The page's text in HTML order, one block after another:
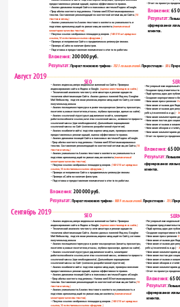
предоставленных рекомендаций, оценка эффективности правок.
− Анализ динамики позиций Сайта в поисковых системах Яндекс и Google.
- Проработка контента под регионы. Написание SEO-оптимизированных
текстов. Составление рекомендаций по контентной оптимизации Сайта. (15
текстов в месяц.)
− Анализ уникальности. Анализ текстового контента на уникальность и
подготовка рекомендаций по уникализации контента.(ежемесячный
мониторинг качества текстов).
− Покупка ссылок с избранных площадок-доноров. (140-210 шт.арендных
ссылок, 10 естественных ссылок с форумов.)
− Проверка геопривязки Сайта к продвигаемым региону/регионам.
− Проверка Сайта на наличие фильтров.
− Подготовка и предоставление ежемесячного отчета по работам.
- Отчет по проекту о
Вложения: 65
Результат:
сформированное
клиентов.
Вложения: 200 000 руб.
Результат: Прирост поискового трафика - 7023 пользователей. Прирост лидов - 501.
Август 2019
SEO
− Анализ индексации проведенных изменений на Сайте. Проверка
индексирования сайта в Яндекс и Google. (оценка качества индекса сайта.)
− Технический анализ по чек-листу оптимизатора и рекомендации по
технической оптимизации Cайта. Анализ данных панелей Яндекс, Google и
Mail Вебмастер,  подготовка и реализация рекомендаций по Сайту, согласно
полученным данным.
− Анализ посещаемости ресурса в различных разрезах (визиты, просмотры,
посетители, новые посетители, отказы, глубина просмотра, время на сайте).
− Анализ ссылочной структуры продвигаемого сайта, мониторинг
работоспособности ссылок, качества ссылочной массы, активности прироста
ссылочной массы (при необходимости). Дальнейшее наращивание
ссылочной массы на Сайт (согласно разработанной стратегии).
− Анализ юзабилити сайта: подготовка рекомендация, проверка внесения
предоставленных рекомендаций, оценка эффективности правок.
− Анализ динамики позиций Сайта в поисковых системах Яндекс и Google.
- Проработка контента под регионы. Написание SEO-оптимизированных
текстов. Составление рекомендаций по контентной оптимизации Сайта. (15
текстов в месяц.)
− Анализ уникальности. Анализ текстового контента на уникальность и
подготовка рекомендаций по уникализации контента.(ежемесячный
мониторинг качества текстов).
− Покупка ссылок с избранных площадок-доноров. (140-210 шт.арендных
ссылок, 10 естественных ссылок с форумов.)
− Проверка геопривязки Сайта к продвигаемым региону/регионам.
− Проверка Сайта на наличие фильтров.
− Подготовка и предоставление ежемесячного отчета по работам.
- Регулярный еженедельный
- Создание
- Подбор площадок для
- Создание корпоративного
- Написание пресс-релизов- 5
- Написание отзывов для
- Написание отзывов для
yell.ru,irecommend.ru и др.) -
- Написание комментариев
- Написание постов для
- Написание отзывов и
- Написание обзоров и статей
- Написание комментариев
- Отчет по проекту о
Вложения: 65
Результат:
сформированное
клиентов.
Вложения: 200 000 руб.
Результат: Прирост поискового трафика - 9889 пользователей. Прирост лидов - 705.
Сентябрь 2019 SEO
− Анализ индексации проведенных изменений на Сайте. Проверка
индексирования сайта в Яндекс и Google. (оценка качества индекса сайта.)
− Технический анализ по чек-листу оптимизатора и рекомендации по
технической оптимизации Cайта. Анализ данных панелей Яндекс, Google и
Mail Вебмастер,  подготовка и реализация рекомендаций по Сайту, согласно
полученным данным.
− Анализ посещаемости ресурса в различных разрезах (визиты, просмотры,
посетители, новые посетители, отказы, глубина просмотра, время на сайте).
− Анализ ссылочной структуры продвигаемого сайта, мониторинг
работоспособности ссылок, качества ссылочной массы, активности прироста
ссылочной массы (при необходимости). Дальнейшее наращивание
ссылочной массы на Сайт (согласно разработанной стратегии).
− Анализ юзабилити сайта: подготовка рекомендация, проверка внесения
предоставленных рекомендаций, оценка эффективности правок.
− Анализ динамики позиций Сайта в поисковых системах Яндекс и Google.
- Проработка контента под регионы. Написание SEO-оптимизированных
текстов. Составление рекомендаций по контентной оптимизации Сайта. (15
текстов в месяц.)
− Анализ уникальности. Анализ текстового контента на уникальность и
подготовка рекомендаций по уникализации контента.(ежемесячный
мониторинг качества текстов).
− Покупка ссылок с избранных площадок-доноров. (140-210 шт.арендных
ссылок, 10 естественных ссылок с форумов.)
- Регулярный еженедельный
- Создание
- Подбор площадок для
- Создание корпоративного
- Написание пресс-релизов- 5
- Написание отзывов для
- Написание отзывов для
yell.ru,irecommend.ru и др.) -
- Написание комментариев
- Написание постов для
- Написание отзывов и
- Написание обзоров и
- Написание комментариев
- Отчет по проекту о
Вложения: 65
Результат:
сформированное
клиентов.